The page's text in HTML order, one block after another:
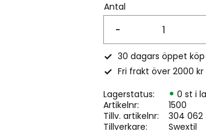
Antal
-
30 dagars öppet köp
Fri frakt över 2000 kr
Lagerstatus
0 st i
Artikelnr
1500
Tillv. artikelnr
304 062
Tillverkare
Swextil